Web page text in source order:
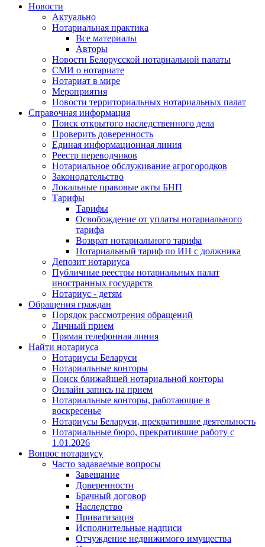
Новости
Актуально
Нотариальная практика
Все материалы
Авторы
Новости Белорусской нотариальной палаты
СМИ о нотариате
Нотариат в мире
Мероприятия
Новости территориальных нотариальных палат
Справочная информация
Поиск открытого наследственного дела
Проверить доверенность
Единая информационная линия
Реестр переводчиков
Нотариальное обслуживание агрогородков
Законодательство
Локальные правовые акты БНП
Тарифы
Тарифы
Освобождение от уплаты нотариального
тарифа
Возврат нотариального тарифа
Нотариальный тариф по ИН с должника
Депозит нотариуса
Публичные реестры нотариальных палат
иностранных государств
Нотариус - детям
Обращения граждан
Порядок рассмотрения обращений
Личный прием
Прямая телефонная линия
Найти нотариуса
Нотариусы Беларуси
Нотариальные конторы
Поиск ближайшей нотариальной конторы
Онлайн запись на прием
Нотариальные конторы, работающие в
воскресенье
Нотариусы Беларуси, прекратившие деятельность
Нотариальные бюро, прекратившие работу с
1.01.2026
Вопрос нотариусу
Часто задаваемые вопросы
Завещание
Доверенности
Брачный договор
Наследство
Приватизация
Исполнительные надписи
Отчуждение недвижимого имущества